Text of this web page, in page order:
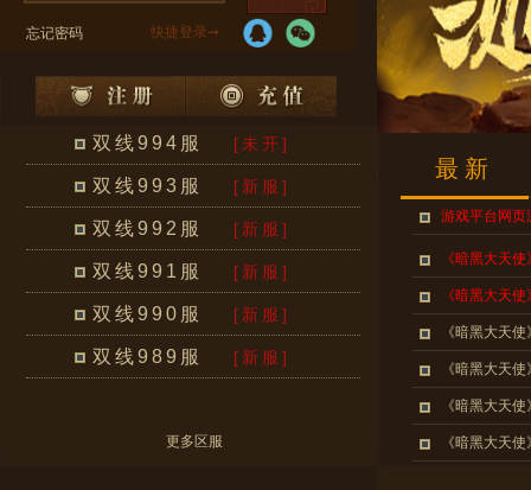
双线994服 [未开]
双线993服 [新服]
双线992服 [新服]
双线991服 [新服]
双线990服 [新服]
双线989服 [新服]
更多区服
最新
游戏平台网页
《暗黑大天
《暗黑大天
《暗黑大天
《暗黑大天
《暗黑大天
《暗黑大天